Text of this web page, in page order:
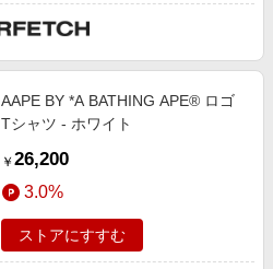
AAPE BY *A BATHING APE® ロゴ
Tシャツ - ホワイト
￥ 26,200
3.0%
ストアにすすむ